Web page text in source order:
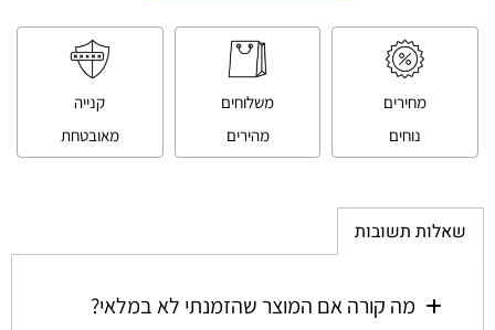
מחירים
נוחים
משלוחים
מהירים
קנייה
מאובטחת
שאלות תשובות
מה קורה אם המוצר שהזמנתי לא במלאי?